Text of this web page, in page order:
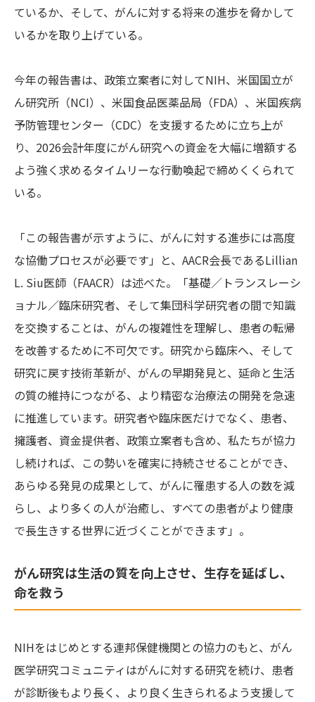
ているか、そして、がんに対する将来の進歩を脅かして
いるかを取り上げている。
今年の報告書は、政策立案者に対してNIH、米国国立が
ん研究所（NCI）、米国食品医薬品局（FDA）、米国疾病
予防管理センター（CDC）を支援するために立ち上が
り、2026会計年度にがん研究への資金を大幅に増額する
よう強く求めるタイムリーな行動喚起で締めくくられて
いる。
「この報告書が示すように、がんに対する進歩には高度
な協働プロセスが必要です」と、AACR会長であるLillian
L. Siu医師（FAACR）は述べた。「基礎／トランスレーシ
ョナル／臨床研究者、そして集団科学研究者の間で知識
を交換することは、がんの複雑性を理解し、患者の転帰
を改善するために不可欠です。研究から臨床へ、そして
研究に戻す技術革新が、がんの早期発見と、延命と生活
の質の維持につながる、より精密な治療法の開発を急速
に推進しています。研究者や臨床医だけでなく、患者、
擁護者、資金提供者、政策立案者も含め、私たちが協力
し続ければ、この勢いを確実に持続させることができ、
あらゆる発見の成果として、がんに罹患する人の数を減
らし、より多くの人が治癒し、すべての患者がより健康
で長生きする世界に近づくことができます」。
がん研究は生活の質を向上させ、生存を延ばし、
命を救う
NIHをはじめとする連邦保健機関との協力のもと、がん
医学研究コミュニティはがんに対する研究を続け、患者
が診断後もより長く、より良く生きられるよう支援して